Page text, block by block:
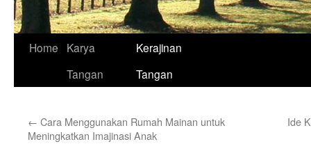
Home
Karya
Tangan
Kerajinan
Tangan
← Cara Menggunakan Rumah Mainan untuk
Meningkatkan Imajinasi Anak
Ide